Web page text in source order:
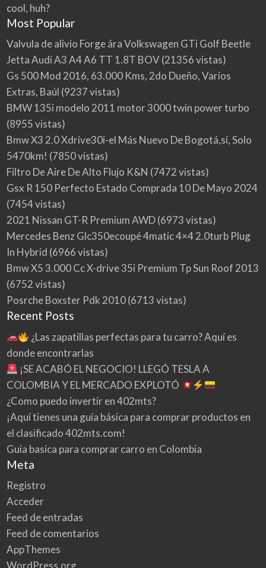
cool, huh?
Most Popular
Valvula de alivio Forge ára Volkswagen GTi Golf Beetle
Jetta Audi A3 A4 A6 TT 1.8T BOV(21356 vistas)
Gs 500 Mod 2016, 63.000 Kms, 2do Dueño, Varios
Extras, Baúl (9237 vistas)
BMW 135i modelo 2011 motor 3000 twin power turbo
(8955 vistas)
Bmw X3 2.0 Xdrive30i-el Más Nuevo De Bogotá,sí, Solo
5470km! (7850 vistas)
Filtro De Aire De Alto Flujo K&N (7472 vistas)
Gsx R 150 Perfecto Estado Comprada 10 De Mayo 2024
(7454 vistas)
2021 Nissan GT-R Premium AWD(6973 vistas)
Mercedes Benz Glc350ecoupé 4matic 4×4 2.0turb Plug
In Hybrid (6966 vistas)
Bmw X5 3.000 Cc X-drive 35i Premium Tp Sun Roof 2013
(6752 vistas)
Posrche Boxster Pdk 2010(6713 vistas)
Recent Posts
¿Las zapatillas perfectas para tu carro? Aquí es
donde encontrarlas
¡SE ACABÓ EL NEGOCIO! LLEGÓ TESLA A
COLOMBIA Y EL MERCADO EXPLOTÓ
¿Como puedo invertir en 402mts?
¡Aquí tienes una guía básica para comprar productos en
el clasificado 402mts.com!
Guia basica para comprar carro en Colombia
Meta
Registro
Acceder
Feed de entradas
Feed de comentarios
AppThemes